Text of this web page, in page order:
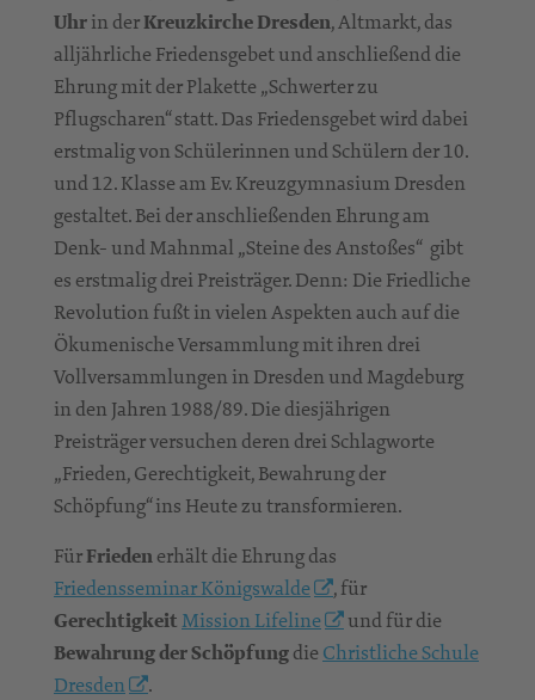
Uhrin derKreuzkirche Dresden, Altmarkt, das
alljährliche Friedensgebet und anschließend die
Ehrung mit der Plakette „Schwerter zu
Pflugscharen“ statt. Das Friedensgebet wird dabei
erstmalig von Schülerinnen und Schülern der 10.
und 12. Klasse am Ev. Kreuzgymnasium Dresden
gestaltet. Bei der anschließenden Ehrung am
Denk- und Mahnmal „Steine des Anstoßes“ gibt
es erstmalig drei Preisträger. Denn: Die Friedliche
Revolution fußt in vielen Aspekten auch auf die
Ökumenische Versammlung mit ihren drei
Vollversammlungen in Dresden und Magdeburg
in den Jahren 1988/89. Die diesjährigen
Preisträger versuchen deren drei Schlagworte
„Frieden, Gerechtigkeit, Bewahrung der
Schöpfung“ ins Heute zu transformieren.
FürFriedenerhält die Ehrung das
Friedensseminar Königswalde
, für
GerechtigkeitMission Lifeline und für die
Bewahrung der Schöpfungdie Christliche Schule
Dresden
.